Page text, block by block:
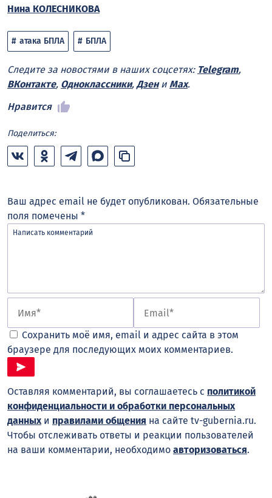
Нина КОЛЕСНИКОВА
атака БПЛА БПЛА
Следите за новостями в наших соцсетях: Telegram,
ВКонтакте, Одноклассники, Дзени Max.
Нравится
Поделиться:
Ваш адрес email не будет опубликован. Обязательные
поля помечены *
Сохранить моё имя, email и адрес сайта в этом
браузере для последующих моих комментариев.
Оставляя комментарий, вы соглашаетесь с политикой
конфиденциальности и обработки персональных
данныхи правилами общения на сайте tv-gubernia.ru.
Чтобы отслеживать ответы и реакции пользователей
на ваши комментарии, необходимо авторизоваться.